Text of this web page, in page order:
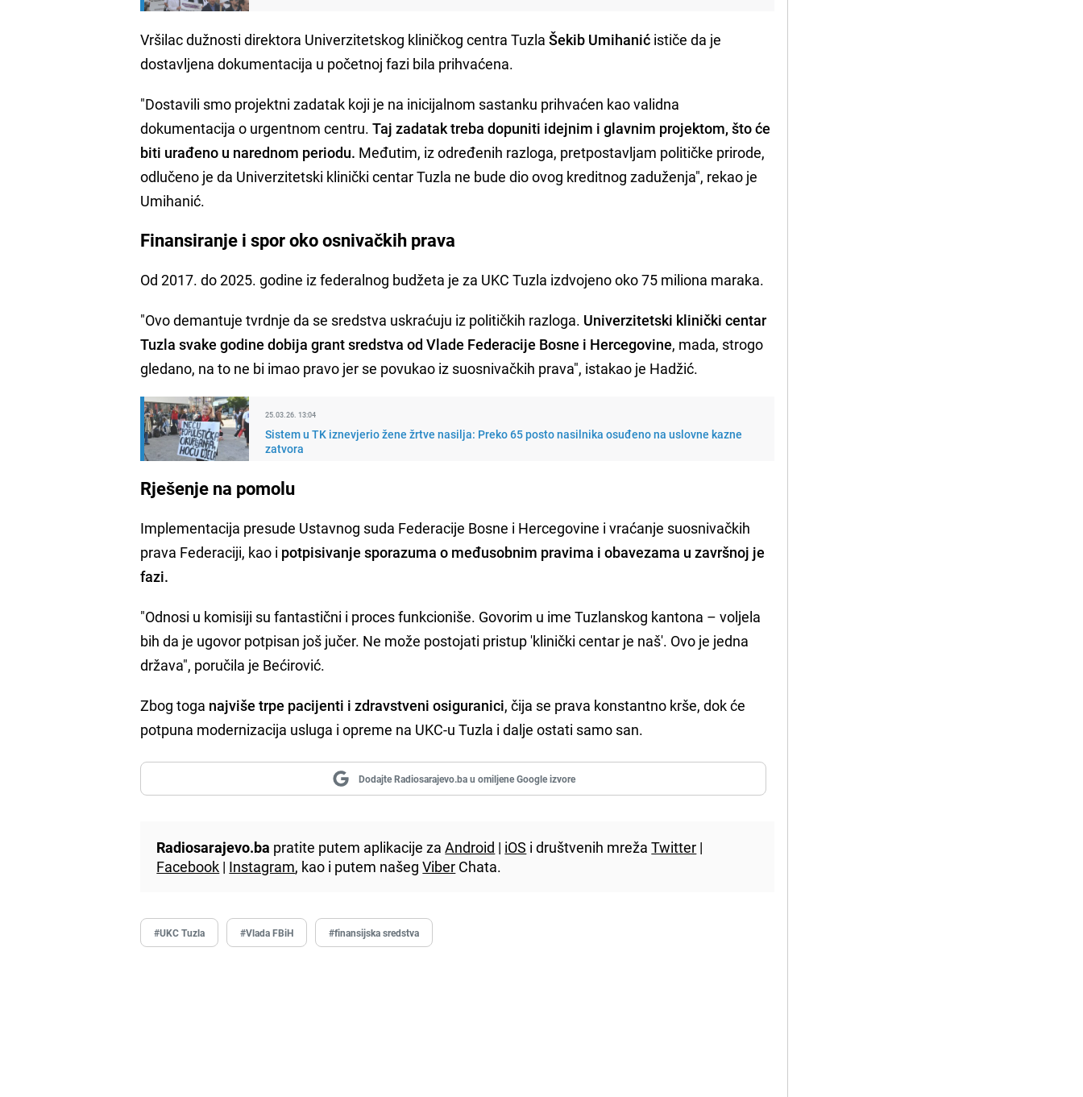
Vršilac dužnosti direktora Univerzitetskog kliničkog centra TuzlaŠekib Umihanić ističe da je
dostavljena dokumentacija u početnoj fazi bila prihvaćena.
"Dostavili smo projektni zadatak koji je na inicijalnom sastanku prihvaćen kao validna
dokumentacija o urgentnom centru.Taj zadatak treba dopuniti idejnim i glavnim projektom, što će
biti urađeno u narednom periodu. Međutim, iz određenih razloga, pretpostavljam političke prirode,
odlučeno je da Univerzitetski klinički centar Tuzla ne bude dio ovog kreditnog zaduženja", rekao je
Umihanić.
Finansiranje i spor oko osnivačkih prava
Od 2017. do 2025. godine iz federalnog budžeta je za UKC Tuzla izdvojeno oko 75 miliona maraka.
"Ovo demantuje tvrdnje da se sredstva uskraćuju iz političkih razloga. Univerzitetski klinički centar
Tuzla svake godine dobija grant sredstva od Vlade Federacije Bosne i Hercegovine, mada, strogo
gledano, na to ne bi imao pravo jer se povukao iz suosnivačkih prava", istakao je Hadžić.
25.03.26. 13:04
Sistem u TK iznevjerio žene žrtve nasilja: Preko 65 posto nasilnika osuđeno na uslovne kazne
zatvora
Rješenje na pomolu
Implementacija presude Ustavnog suda Federacije Bosne i Hercegovine i vraćanje suosnivačkih
prava Federaciji, kao i potpisivanje sporazuma o međusobnim pravima i obavezama u završnoj je
fazi.
"Odnosi u komisiji su fantastični i proces funkcioniše. Govorim u ime Tuzlanskog kantona – voljela
bih da je ugovor potpisan još jučer. Ne može postojati pristup 'klinički centar je naš'. Ovo je jedna
država", poručila je Bećirović.
Zbog toga najviše trpe pacijenti i zdravstveni osiguranici, čija se prava konstantno krše, dok će
potpuna modernizacija usluga i opreme na UKC-u Tuzla i dalje ostati samo san.
Dodajte Radiosarajevo.ba u omiljene Google izvore
Radiosarajevo.ba pratite putem aplikacije zaAndroid | iOS i društvenih mrežaTwitter |
Facebook | Instagram, kao i putem našegViber Chata.
#UKC Tuzla #Vlada FBiH #finansijska sredstva